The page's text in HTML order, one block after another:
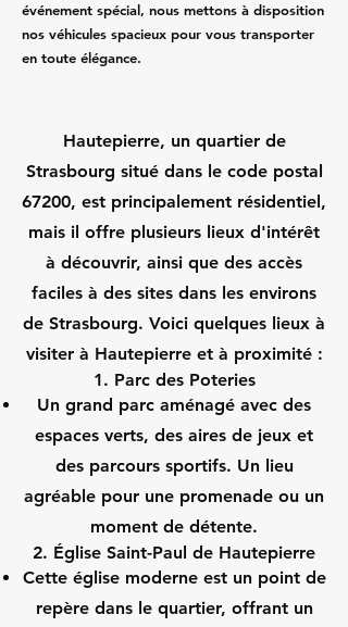
événement spécial, nous mettons à disposition
nos véhicules spacieux pour vous transporter
en toute élégance.
Hautepierre, un quartier de
Strasbourg situé dans le code postal
67200, est principalement résidentiel,
mais il offre plusieurs lieux d'intérêt
à découvrir, ainsi que des accès
faciles à des sites dans les environs
de Strasbourg. Voici quelques lieux à
visiter à Hautepierre et à proximité :
1. Parc des Poteries
Un grand parc aménagé avec des
espaces verts, des aires de jeux et
des parcours sportifs. Un lieu
agréable pour une promenade ou un
moment de détente.
2. Église Saint-Paul de Hautepierre
Cette église moderne est un point de
repère dans le quartier, offrant un